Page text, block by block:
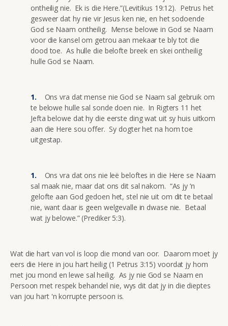
ontheilig nie. Ek is die Here.”(Levitikus 19:12). Petrus het
gesweer dat hy nie vir Jesus ken nie, en het sodoende
God se Naam ontheilig. Mense belowe in God se Naam
voor die kansel om getrou aan mekaar te bly tot die
dood toe. As hulle die belofte breek en skei ontheilig
hulle God se Naam.
Ons vra dat mense nie God se Naam sal gebruik om
te belowe hulle sal sonde doen nie. In Rigters 11 het
Jefta belowe dat hy die eerste ding wat uit sy huis uitkom
aan die Here sou offer. Sy dogter het na hom toe
uitgestap.
Ons vra dat ons nie leë beloftes in die Here se Naam
sal maak nie, maar dat ons dit sal nakom. “As jy ‘n
gelofte aan God gedoen het, stel nie uit om dit te betaal
nie, want daar is geen welgevalle in dwase nie. Betaal
wat jy belowe.” (Prediker 5:3).
Wat die hart van vol is loop die mond van oor. Daarom moet jy
eers die Here in jou hart heilig (1 Petrus 3:15) voordat jy hom
met jou mond en lewe sal heilig. As jy nie God se Naam en
Persoon met respek behandel nie, wys dit dat jy in die dieptes
van jou hart 'n korrupte persoon is.